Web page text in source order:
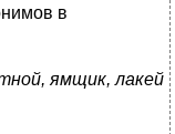
в
ямщик, лакей